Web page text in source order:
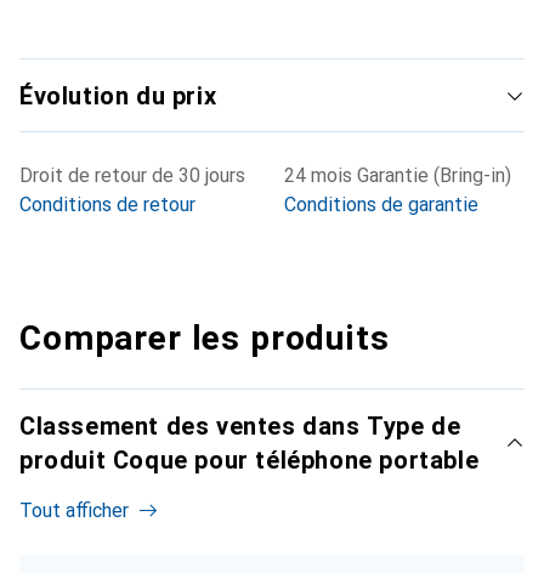
Évolution du prix
Droit de retour de 30 jours
Conditions de retour
24 mois Garantie (Bring-in)
Conditions de garantie
Comparer les produits
Classement des ventes dans Type de
produit Coque pour téléphone portable
Tout afficher